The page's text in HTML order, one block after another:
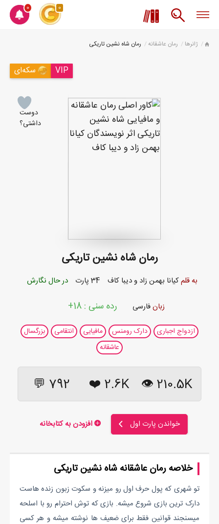
0 0
ژانرها رمان عاشقانه رمان شاه نشین تاریکی
سکه‌ای VIP
دوست
داشتی؟
رمان شاه نشین تاریکی
به قلمکیانا بهمن زاد ودیبا کاف 34 پارت در حال نگارش
زبانفارسی رده سنی : 18+
ازدواج اجباری دارک رومنس مافیایی انتقامی
بزرگسال
عاشقانه
210.5K 👁
2.6K
❤️
792 💬
خواندن پارت اول افزودن به کتابخانه
خلاصه رمان عاشقانه شاه نشین تاریکی
تو شهری که پول حرف اول رو میزنه و سکوت زبون زنده هاست
دارک ترین بازی شروع میشه. بازی که توش احترام رو با اسلحه
میسنجند قوانین فقط برای ضعیف ها نوشته میشه و هر کسی